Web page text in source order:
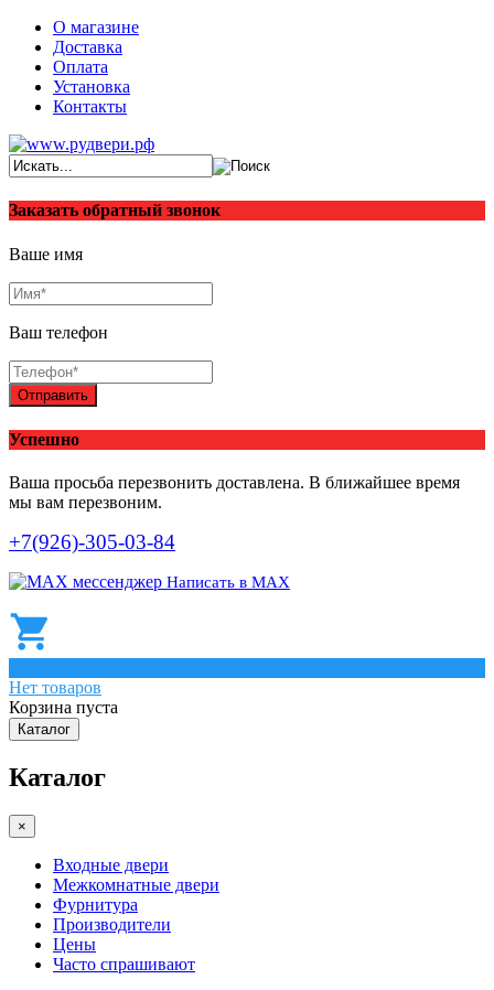
О магазине
Доставка
Оплата
Установка
Контакты
Заказать обратный звонок
Ваше имя
Ваш телефон
Отправить
Успешно
Ваша просьба перезвонить доставлена. В ближайшее время
мы вам перезвоним.
+7(926)-305-03-84
Написать в МАХ
Нет товаров
Корзина пуста
Каталог
Каталог
×
Входные двери
Межкомнатные двери
Фурнитура
Производители
Цены
Часто спрашивают